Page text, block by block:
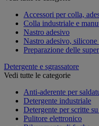
Accessori per colla,
Colla industriale e
Nastro adesivo
Nastro adesivo,
Preparazione delle
Detergente e sgrassatore
Vedi tutte le categorie
Anti-aderente per
Detergente industriale
Detergente per scritte
Pulitore elettronico